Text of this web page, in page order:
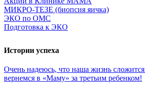
МИКРО-ТЕЗЕ (биопсия яичка)
ЭКО по ОМС
Подготовка к ЭКО
Истории успеха
Очень надеюсь, что наша жизнь сложится
вернемся в «Маму» за третьим ребенком!